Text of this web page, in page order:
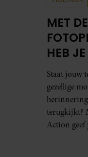
MET
HEB
IN
Staat jouw
gezellige
terugkijkt?
Action geef